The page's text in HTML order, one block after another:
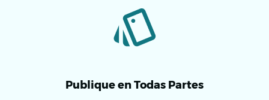
Publique en Todas Partes